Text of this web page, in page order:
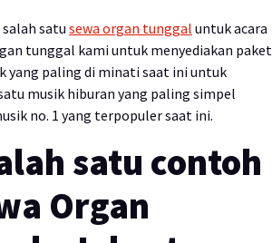
satusewa organ tunggal untuk acara
tunggal kami untuk menyediakan paket
yang paling di minati saat ini untuk
musik hiburan yang paling simpel
no. 1 yang terpopuler saat ini.
satu contoh
Organ